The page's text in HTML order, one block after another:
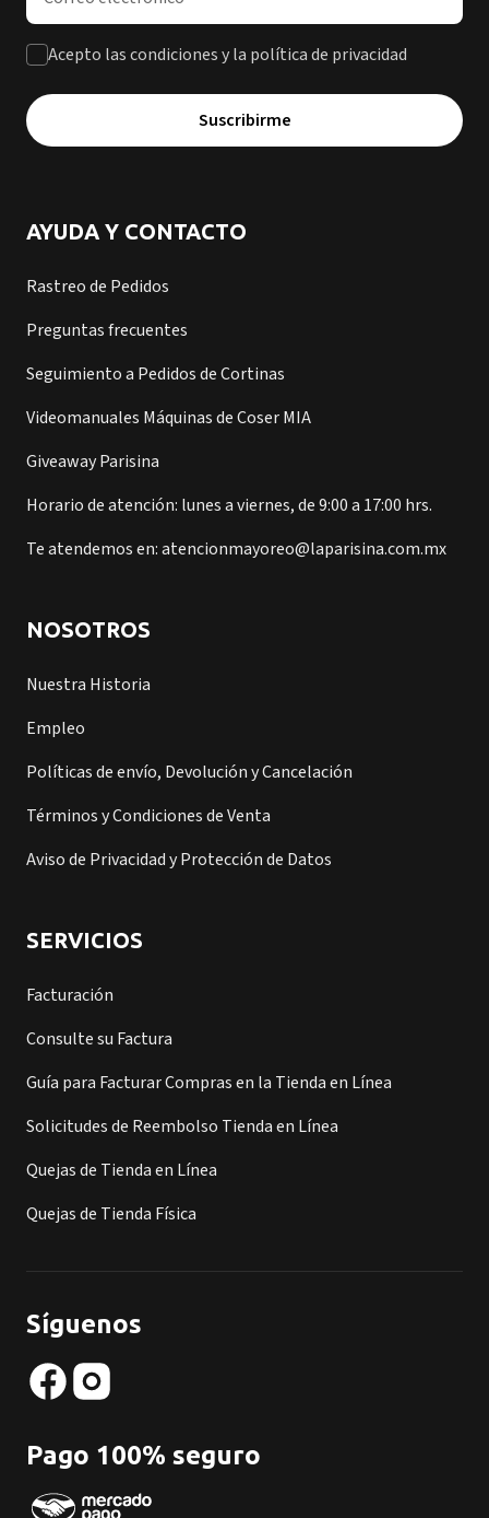
Acepto las condiciones y la política de privacidad
Suscribirme
AYUDA Y CONTACTO
Rastreo de Pedidos
Preguntas frecuentes
Seguimiento a Pedidos de Cortinas
Videomanuales Máquinas de Coser MIA
Giveaway Parisina
Horario de atención: lunes a viernes, de 9:00 a 17:00 hrs.
Te atendemos en: atencionmayoreo@laparisina.com.mx
NOSOTROS
Nuestra Historia
Empleo
Políticas de envío, Devolución y Cancelación
Términos y Condiciones de Venta
Aviso de Privacidad y Protección de Datos
SERVICIOS
Facturación
Consulte su Factura
Guía para Facturar Compras en la Tienda en Línea
Solicitudes de Reembolso Tienda en Línea
Quejas de Tienda en Línea
Quejas de Tienda Física
Síguenos
Pago 100% seguro